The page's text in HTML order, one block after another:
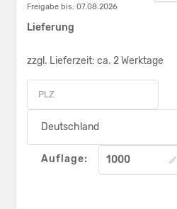
Freigabe bis: 07.08.2026
Lieferung
zzgl. Lieferzeit: ca. 2 Werktage
Auflage: